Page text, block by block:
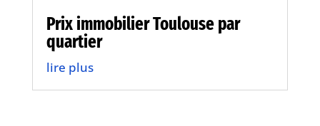
Prix immobilier Toulouse par
quartier
lire plus